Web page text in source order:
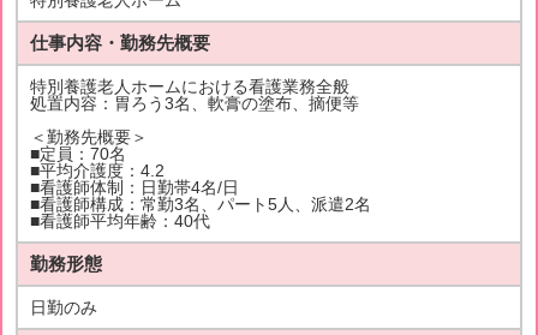
仕事内容・勤務先概要
特別養護老人ホームにおける看護業務全般
処置内容：胃ろう3名、軟膏の塗布、摘便等
＜勤務先概要＞
■定員：70名
■平均介護度：4.2
■看護師体制：日勤帯4名/日
■看護師構成：常勤3名、パート5人、派遣2名
■看護師平均年齢：40代
勤務形態
日勤のみ